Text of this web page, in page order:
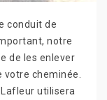
conduit de
notre
de les enlever
cheminée.
utilisera